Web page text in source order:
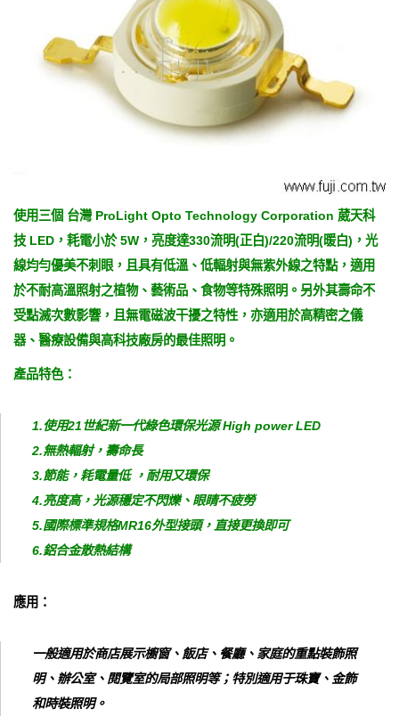
使用三個 台灣 ProLight Opto Technology Corporation 葳天科
技 LED，耗電小於 5W，亮度達330流明(正白)/220流明(暖白)，光
線均勻優美不刺眼，且具有低溫、低輻射與無紫外線之特點，適用
於不耐高溫照射之植物、藝術品、食物等特殊照明。另外其壽命不
受點滅次數影響，且無電磁波干擾之特性，亦適用於高精密之儀
器、醫療設備與高科技廠房的最佳照明。
產品特色：
1.使用21世紀新一代綠色環保光源 High power LED
2.無熱輻射，壽命長
3.節能，耗電量低 ，耐用又環保
4.亮度高，光源穩定不閃爍、眼睛不疲勞
5.國際標準規格MR16外型接頭，直接更換即可
6.鋁合金散熱結構
應用：
一般適用於商店展示櫥窗、飯店、餐廳、家庭的重點裝飾照
明、辦公室、閱覽室的局部照明等；特別適用于珠寶、金飾
和時裝照明。